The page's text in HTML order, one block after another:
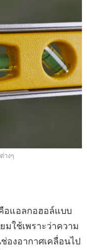
างๆ
อแอลกอฮอล์แบบ
ใช้เพราะว่าความ
องอากาศเคลื่อนไป